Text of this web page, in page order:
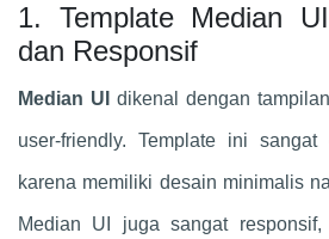
1. Template Median
dan Responsif
Median UI dikenal dengan
user-friendly. Template ini
karena memiliki desain minimalis
Median UI juga sangat